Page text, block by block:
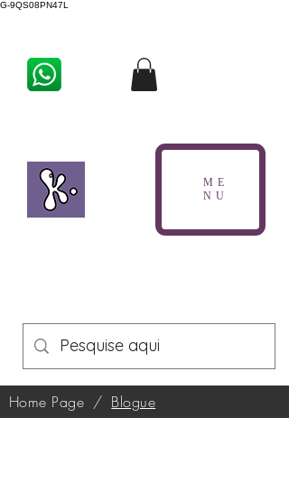
G-9QS08PN47L
ME
NU
Home Page / Blogue